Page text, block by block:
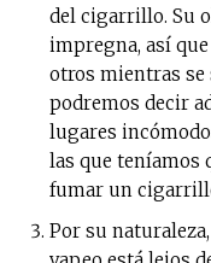
del cigarrillo. Su
impregna, así
otros mientras se
podremos decir
lugares
las que teníamos
fumar un
Por su